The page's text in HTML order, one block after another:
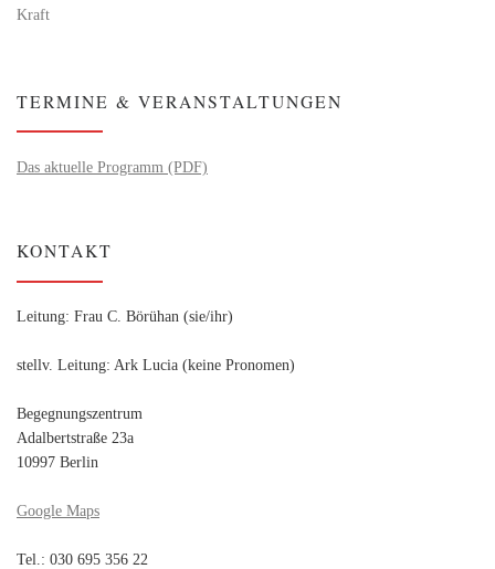
Kraft
TERMINE & VERANSTALTUNGEN
Das aktuelle Programm (PDF)
KONTAKT
Leitung: Frau C. Börühan (sie/ihr)
stellv. Leitung: Ark Lucia (keine Pronomen)
Begegnungszentrum
Adalbertstraße 23a
10997 Berlin
Google Maps
Tel.: 030 695 356 22